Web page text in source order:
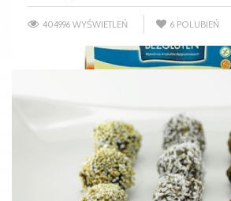
404996 WYŚWIETLEŃ 6 POLUBIEŃ